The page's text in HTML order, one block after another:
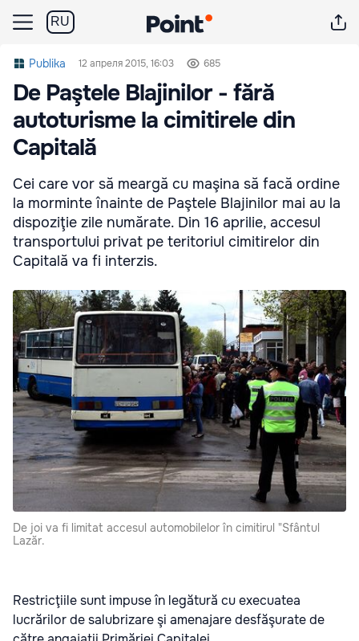
RU
Publika 12 апреля 2015, 16:03 685
De Paştele Blajinilor - fără
autoturisme la cimitirele din
Capitală
Cei care vor să meargă cu maşina să facă ordine
la morminte înainte de Paştele Blajinilor mai au la
dispoziţie zile numărate. Din 16 aprilie, accesul
transportului privat pe teritoriul cimitirelor din
Capitală va fi interzis.
De joi va fi limitat accesul automobilelor în cimitirul "Sfântul
Lazăr.
Restricţiile sunt impuse în legătură cu execuatea
lucrărilor de salubrizare şi amenajare desfăşurate de